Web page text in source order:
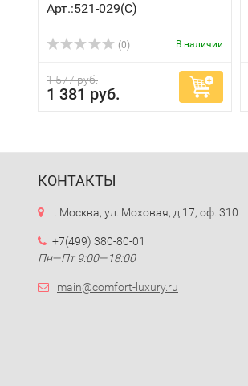
Арт.:521-029(C)
(0) В наличии
1 577 руб.
1 381 руб.
КОНТАКТЫ
г. Москва, ул. Моховая, д.17, оф. 310
+7(499) 380-80-01
Пн—Пт 9:00—18:00
main@comfort-luxury.ru